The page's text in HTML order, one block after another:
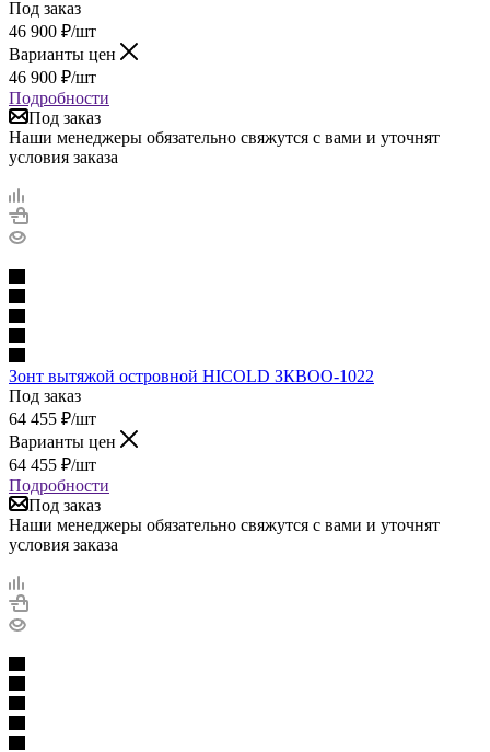
Под заказ
46 900 ₽/шт
Варианты цен
46 900 ₽/шт
Подробности
Под заказ
Наши менеджеры обязательно свяжутся с вами и уточнят
условия заказа
Зонт вытяжой островной HICOLD ЗКВОО-1022
Под заказ
64 455 ₽/шт
Варианты цен
64 455 ₽/шт
Подробности
Под заказ
Наши менеджеры обязательно свяжутся с вами и уточнят
условия заказа